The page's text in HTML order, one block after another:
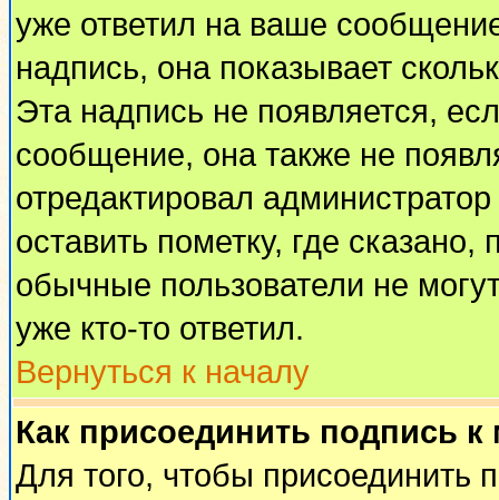
уже ответил на ваше
надпись, она показывает
Эта надпись не появляется,
сообщение, она также не
отредактировал
оставить пометку, где
обычные пользователи не
уже кто-то ответил.
Вернуться к началу
Как присоединить подпись
Для того, чтобы присоединить